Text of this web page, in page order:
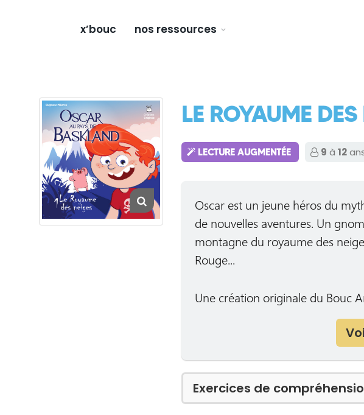
x’bouc nos ressources
LE ROYAUME DES
LECTURE AUGMENTÉE 9 à 12
Oscar est un jeune héros du
de nouvelles aventures. Un
montagne du royaume des
Rouge...
Une création originale du Bouc
Exercices de